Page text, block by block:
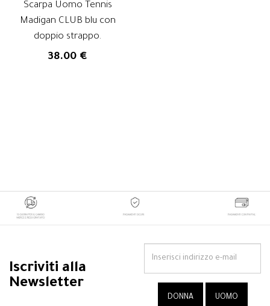
Scarpa Uomo Tennis
Madigan CLUB blu con
doppio strappo.
38.00 €
Iscriviti alla
Newsletter